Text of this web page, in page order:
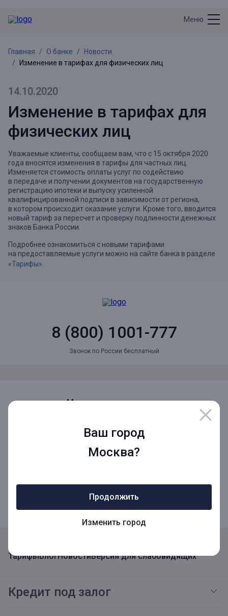
Ваш город
Москва?
Продолжить
Изменить город
Меню
Главная О банке
Новости
Изменение в тарифах для физических лиц
14.10.2020
Изменение в тарифах для
физических лиц
Уважаемые клиенты, сообщаем вам, что с 15 октября 2020
года вносятся изменения в тарифы для частных лиц.
Изменяется стоимость оплаты услуг по содействию
в передаче и получении документов на государственную
регистрацию ипотеки и выпуску усиленной
квалифицированной подписи в зависимости от региона,
в котором происходит оказание услуги. Кроме того, вводится
новый тариф за пересчет и проверку подлинности денежных
знаков Банка России.
Подробнее ознакомиться с новыми тарифами
на предоставляемые услуги можно на сайте банка в разделе
«Тарифы»
8 (800) 1001-777
Звонок по России бесплатный
Реквизиты
ТарифыБлогНовостиВерсия для слабовидящих
Кредит под залог
Мы в социальных сетях
Мобильное приложение для Бизнеса